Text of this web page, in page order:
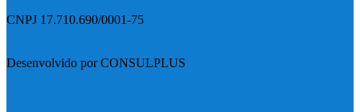
CNPJ 17.710.690/0001-75
Desenvolvido por CONSULPLUS